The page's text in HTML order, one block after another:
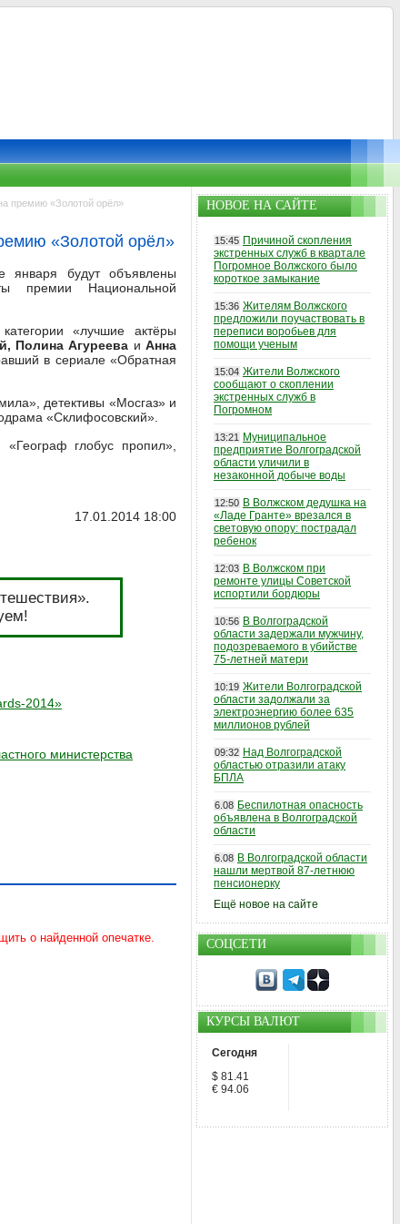
премию «Золотой орёл»
«Золотой орёл»
января будут объявлены
премии Национальной
«лучшие актёры
Полина Агуреева иАнна
в сериале «Обратная
детективы «Мосгаз» и
«Склифосовский».
глобус пропил»,
17.01.2014 18:00
2014»
министерства
НОВОЕ НА САЙТЕ
15:45 Причиной скопления
экстренных служб в квартале
Погромное Волжского было
короткое замыкание
15:36 Жителям Волжского
предложили поучаствовать в
переписи воробьев для
помощи ученым
15:04 Жители Волжского
сообщают о скоплении
экстренных служб в
Погромном
13:21
Муниципальное
предприятие Волгоградской
области уличили в
незаконной добыче воды
12:50 В Волжском дедушка на
«Ладе Гранте» врезался в
световую опору: пострадал
ребенок
12:03 В Волжском при
ремонте улицы Советской
испортили бордюры
10:56 В Волгоградской
области задержали мужчину,
подозреваемого в убийстве
75-летней матери
10:19 Жители Волгоградской
области задолжали за
электроэнергию более 635
миллионов рублей
09:32 Над Волгоградской
областью отразили атаку
БПЛА
6.08 Беспилотная опасность
объявлена в Волгоградской
области
6.08 В Волгоградской области
нашли мертвой 87-летнюю
пенсионерку
Ещё новое на сайте
СОЦСЕТИ
КУРСЫ ВАЛЮТ
Сегодня
$ 81.41
€ 94.06